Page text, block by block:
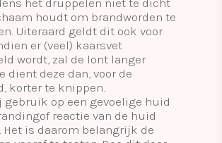
houdt om brandworden te
Uiteraard geldt dit ook voor
er (veel) kaarsvet
wordt, zal de lont langer
dient deze dan, voor de
korter te knippen.
gebruik op een gevoelige huid
reactie van de huid
Het is daarom belangrijk de